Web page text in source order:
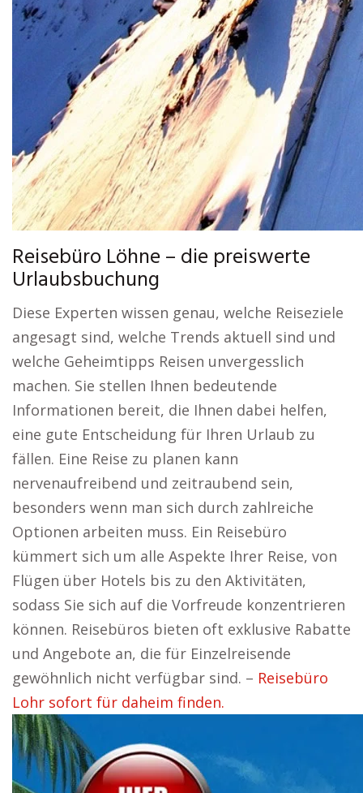
Reisebüro Löhne – die preiswerte
Urlaubsbuchung
Diese Experten wissen genau, welche Reiseziele
angesagt sind, welche Trends aktuell sind und
welche Geheimtipps Reisen unvergesslich
machen. Sie stellen Ihnen bedeutende
Informationen bereit, die Ihnen dabei helfen,
eine gute Entscheidung für Ihren Urlaub zu
fällen. Eine Reise zu planen kann
nervenaufreibend und zeitraubend sein,
besonders wenn man sich durch zahlreiche
Optionen arbeiten muss. Ein Reisebüro
kümmert sich um alle Aspekte Ihrer Reise, von
Flügen über Hotels bis zu den Aktivitäten,
sodass Sie sich auf die Vorfreude konzentrieren
können. Reisebüros bieten oft exklusive Rabatte
und Angebote an, die für Einzelreisende
gewöhnlich nicht verfügbar sind. – Reisebüro
Lohr sofort für daheim finden.